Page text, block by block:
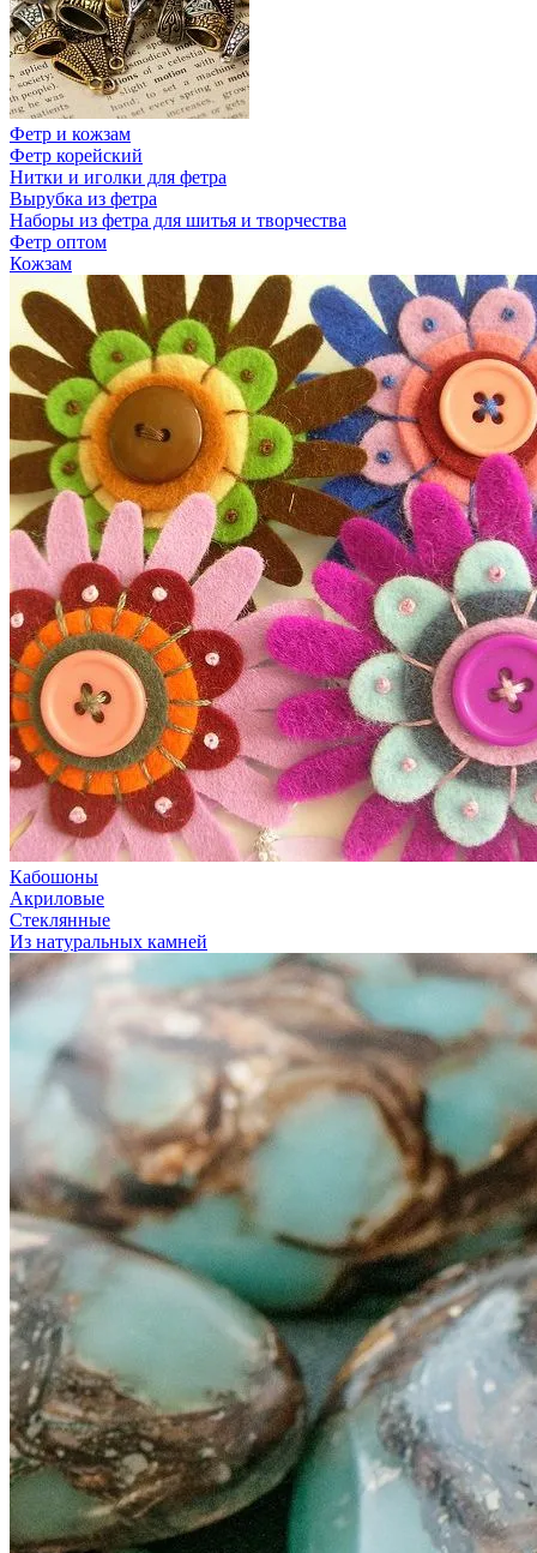
Фетр и кожзам
Фетр корейский
Нитки и иголки для фетра
Вырубка из фетра
Наборы из фетра для шитья и творчества
Фетр оптом
Кожзам
Кабошоны
Акриловые
Стеклянные
Из натуральных камней